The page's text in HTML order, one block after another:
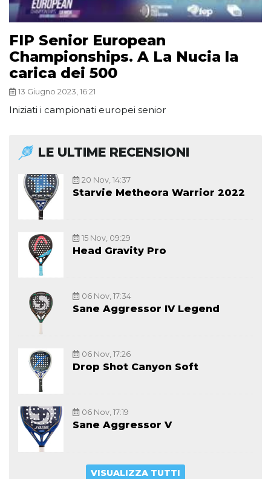
FIP Senior European
Championships. A La Nucia la
carica dei 500
13 Giugno 2023, 16:21
Iniziati i campionati europei senior
LE ULTIME RECENSIONI
20 Nov, 14:37
Starvie Metheora Warrior 2022
15 Nov, 09:29
Head Gravity Pro
06 Nov, 17:34
Sane Aggressor IV Legend
06 Nov, 17:26
Drop Shot Canyon Soft
06 Nov, 17:19
Sane Aggressor V
VISUALIZZA TUTTI